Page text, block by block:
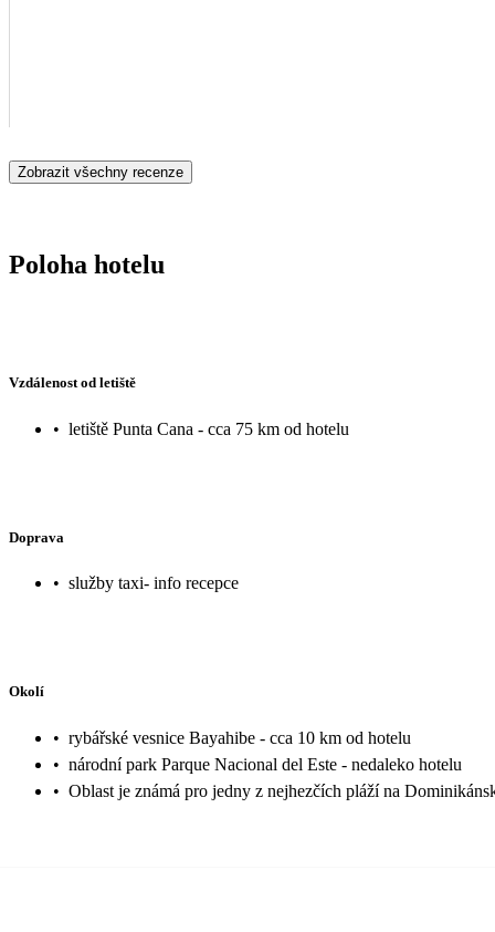
Zobrazit všechny recenze
Poloha hotelu
Vzdálenost od letiště
• letiště Punta Cana - cca 75 km od hotelu
Doprava
• služby taxi- info recepce
Okolí
• rybářské vesnice Bayahibe - cca 10 km od hotelu
• národní park Parque Nacional del Este - nedaleko hotelu
• Oblast je známá pro jedny z nejhezčích pláží na